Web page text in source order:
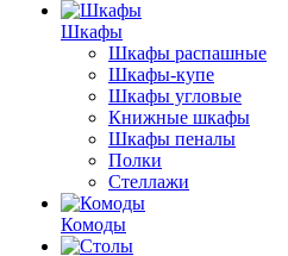
Шкафы
Шкафы распашные
Шкафы-купе
Шкафы угловые
Книжные шкафы
Шкафы пеналы
Полки
Стеллажи
Комоды